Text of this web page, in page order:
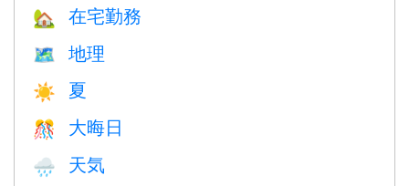
🏡 在宅勤務
🗺 地理
☀️ 夏
🎊 大晦日
🌧 天気